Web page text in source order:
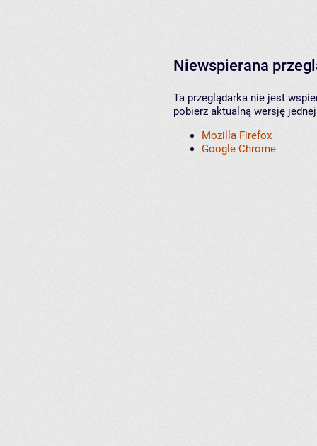
Niewspierana
Ta przeglądarka nie jest
pobierz aktualną wersję
Mozilla Firefox
Google Chrome